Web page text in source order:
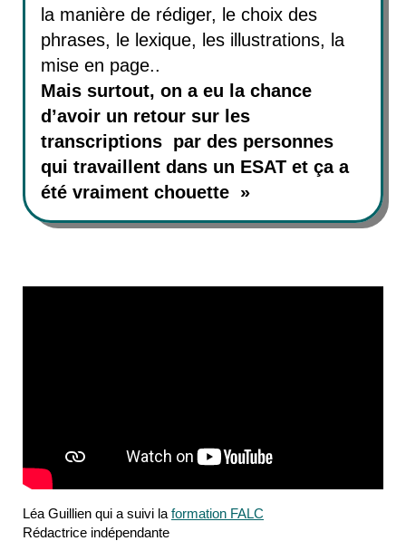
la manière de rédiger, le choix des
phrases, le lexique, les illustrations, la
mise en page..
Mais surtout, on a eu la chance
d’avoir un retour sur les
transcriptions par des personnes
qui travaillent dans un ESAT et ça a
été vraiment chouette »
Léa Guillien qui a suivi la formation FALC
Rédactrice indépendante